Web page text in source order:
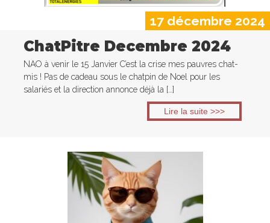
17 décembre 2024
ChatPitre Decembre 2024
NAO à venir le 15 Janvier C’est la crise mes pauvres chat-
mis ! Pas de cadeau sous le chatpin de Noel pour les
salariés et la direction annonce déjà la […]
Lire la suite >>>